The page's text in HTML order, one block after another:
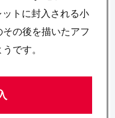
トに封入される小
の後を描いたアフ
です。